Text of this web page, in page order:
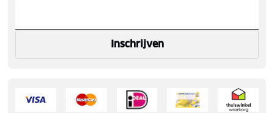
Inschrijven